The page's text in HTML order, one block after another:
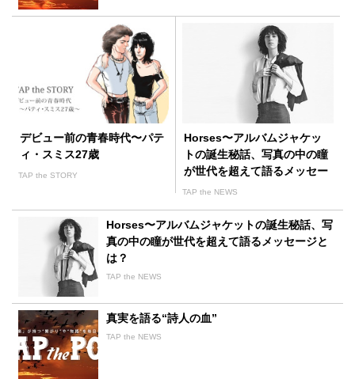
デビュー前の青春時代〜パテ
ィ・スミス27歳
TAP the STORY
Horses〜アルバムジャケッ
トの誕生秘話、写真の中の瞳
が世代を超えて語るメッセー
ジとは？〜
TAP the NEWS
Horses〜アルバムジャケットの誕生秘話、写
真の中の瞳が世代を超えて語るメッセージと
は？
TAP the NEWS
真実を語る“詩人の血”
TAP the NEWS